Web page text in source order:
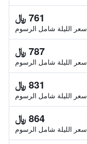
761 ﷼
سعر الليلة شامل الرسوم
787 ﷼
سعر الليلة شامل الرسوم
831 ﷼
سعر الليلة شامل الرسوم
864 ﷼
سعر الليلة شامل الرسوم